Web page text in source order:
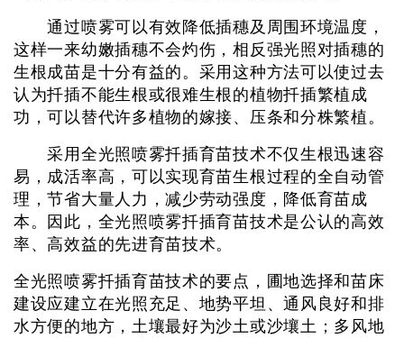
通过喷雾可以有效降低插穗及周围环境温度，
这样一来幼嫩插穗不会灼伤，相反强光照对插穗的
生根成苗是十分有益的。采用这种方法可以使过去
认为扦插不能生根或很难生根的植物扦插繁植成
功，可以替代许多植物的嫁接、压条和分株繁植。
采用全光照喷雾扦插育苗技术不仅生根迅速容
易，成活率高，可以实现育苗生根过程的全自动管
理，节省大量人力，减少劳动强度，降低育苗成
本。因此，全光照喷雾扦插育苗技术是公认的高效
率、高效益的先进育苗技术。
全光照喷雾扦插育苗技术的要点，圃地选择和苗床
建设应建立在光照充足、地势平坦、通风良好和排
水方便的地方，土壤最好为沙土或沙壤土；多风地